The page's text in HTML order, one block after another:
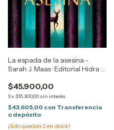
La espada de la asesina -
Sarah J. Maas · Editorial Hidra ·
$45.900,00
3x $15.300,00 sin interés
$43.605,00 con Transferencia
o depósito
¡Solo quedan 2 en stock!